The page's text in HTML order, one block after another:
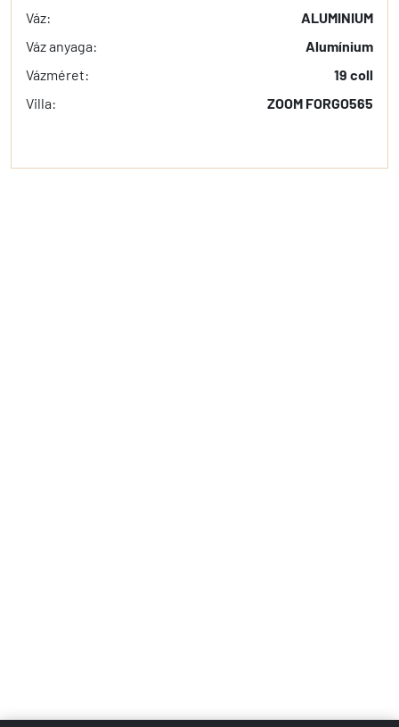
Váz:
ALUMINIUM
Váz anyaga:
Alumínium
Vázméret:
19 coll
Villa:
ZOOM FORGO565